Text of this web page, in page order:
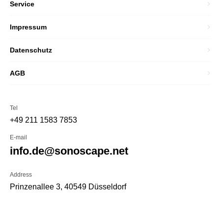
Service
Impressum
Datenschutz
AGB
Tel
+49 211 1583 7853
E-mail
info.de@sonoscape.net
Address
Prinzenallee 3, 40549 Düsseldorf